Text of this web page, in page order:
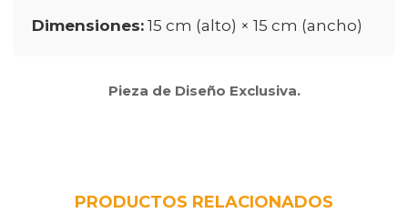
Dimensiones: 15 cm (alto) × 15 cm (ancho)
Pieza de Diseño Exclusiva.
PRODUCTOS RELACIONADOS